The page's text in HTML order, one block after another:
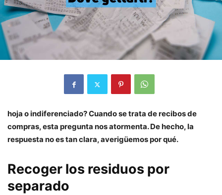
hoja o indiferenciado? Cuando se trata de recibos de
compras, esta pregunta nos atormenta. De hecho, la
respuesta no es tan clara, averigüemos por qué.
Recoger los residuos por
separado